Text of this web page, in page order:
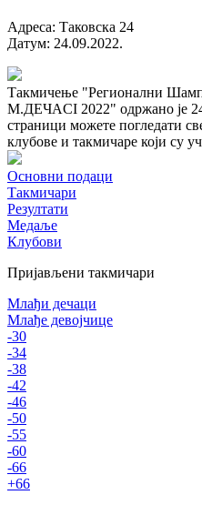
Адреса: Таковска 24
Датум: 24.09.2022.
Такмичење "Регионални
М.ДЕЧАCI 2022" одржано је
страници можете погледати
клубове и такмичаре који су
Основни подаци
Такмичари
Резултати
Медаље
Клубови
Пријављени такмичари
Млађи дечаци
Млађе девојчице
-30
-34
-38
-42
-46
-50
-55
-60
-66
+66